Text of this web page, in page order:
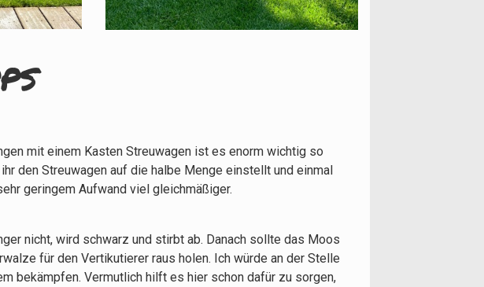
mit einem Kasten Streuwagen ist es enorm wichtig so
den Streuwagen auf die halbe Menge einstellt und einmal
geringem Aufwand viel gleichmäßiger.
nicht, wird schwarz und stirbt ab. Danach sollte das Moos
für den Vertikutierer raus holen. Ich würde an der Stelle
bekämpfen. Vermutlich hilft es hier schon dafür zu sorgen,